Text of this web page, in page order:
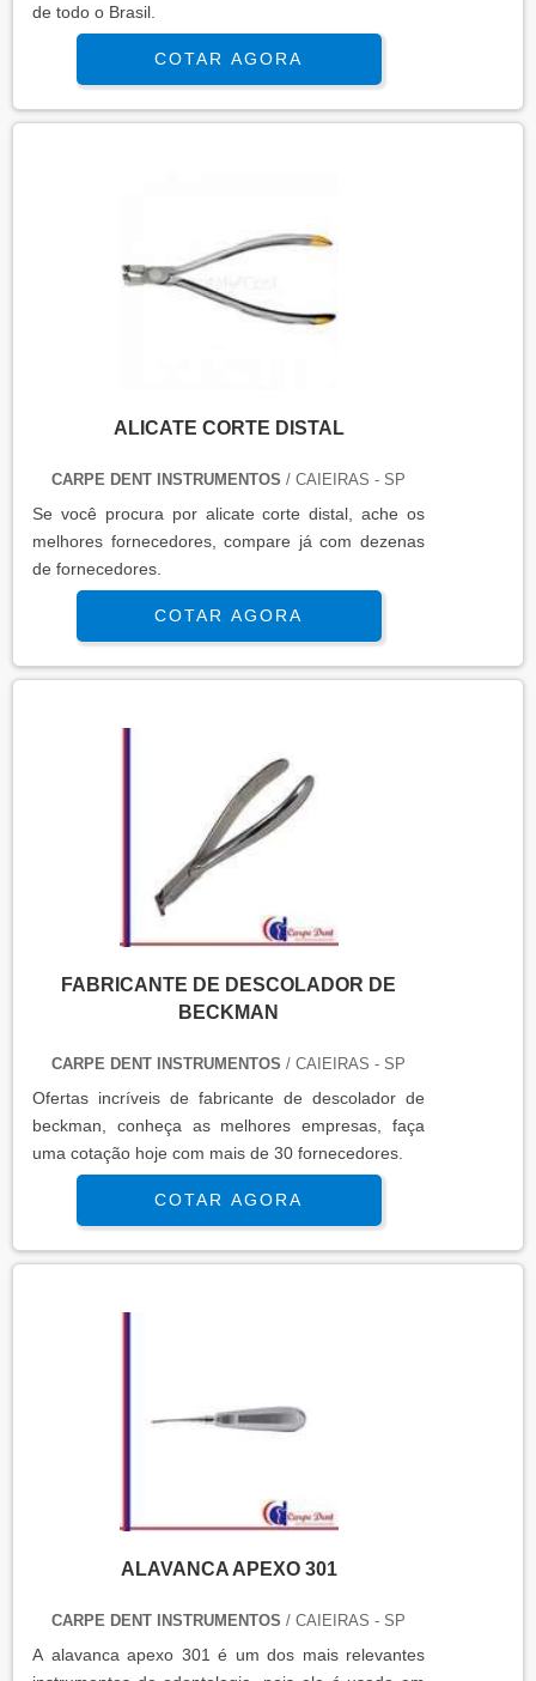
de todo o Brasil.
COTAR AGORA
ALICATE CORTE DISTAL
CARPE DENT INSTRUMENTOS / CAIEIRAS - SP
Se você procura por alicate corte distal, ache os
melhores fornecedores, compare já com dezenas
de fornecedores.
COTAR AGORA
FABRICANTE DE DESCOLADOR DE
BECKMAN
CARPE DENT INSTRUMENTOS / CAIEIRAS - SP
Ofertas incrí­veis de fabricante de descolador de
beckman, conheça as melhores empresas, faça
uma cotação hoje com mais de 30 fornecedores.
COTAR AGORA
ALAVANCA APEXO 301
CARPE DENT INSTRUMENTOS / CAIEIRAS - SP
A alavanca apexo 301 é um dos mais relevantes